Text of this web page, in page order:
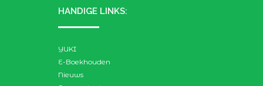
HANDIGE LINKS:
YUKI
E-Boekhouden
Nieuws